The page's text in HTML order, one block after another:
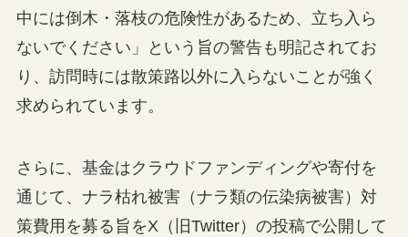
中には倒木・落枝の危険性があるため、立ち入ら
ないでください」という旨の警告も明記されてお
り、訪問時には散策路以外に入らないことが強く
求められています。
さらに、基金はクラウドファンディングや寄付を
通じて、ナラ枯れ被害（ナラ類の伝染病被害）対
策費用を募る旨をX（旧Twitter）の投稿で公開して